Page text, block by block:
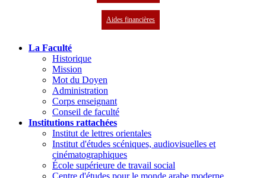
Aides financières
La Faculté
Historique
Mission
Mot du Doyen
Administration
Corps enseignant
Conseil de faculté
Institutions rattachées
Institut de lettres orientales
Institut d'études scéniques, audiovisuelles et
cinématographiques
École supérieure de travail social
Centre d'études pour le monde arabe moderne